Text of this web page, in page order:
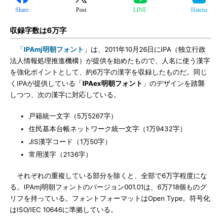
Share Post LINE Hatena
収録字数は6万字
「IPAmj明朝フォント 」は、2011年10月26日にIPA（独立行政
法人情報処理推進機構）が提供を始めたもので、人名に使う漢字
を強化ポイントとして、約6万字の漢字を収録したものだ。同じ
くIPAが提供している「IPAex明朝フォント 」のデザインを踏襲
しつつ、次の漢字に対応している。
戸籍統一文字（5万5267字）
住民基本台帳ネットワーク統一文字（1万9432字）
JIS漢字コード（1万50字）
常用漢字（2136字）
それぞれの重複している部分を除くと、全部で6万字程度にな
る。IPAmj明朝フォントのバージョン001.01は、6万718個ものグ
リフを持っている。フォントフォーマットはOpen Type。符号化
はISO/IEC 10646に準拠している。